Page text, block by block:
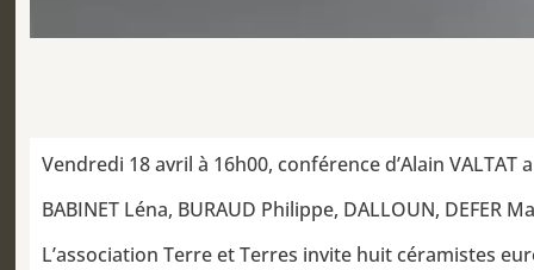
Vendredi 18 avril à 16h00, conférence d’Alain
BABINET Léna, BURAUD Philippe, DALLOUN, DEFER
L’association Terre et Terres invite huit céramistes